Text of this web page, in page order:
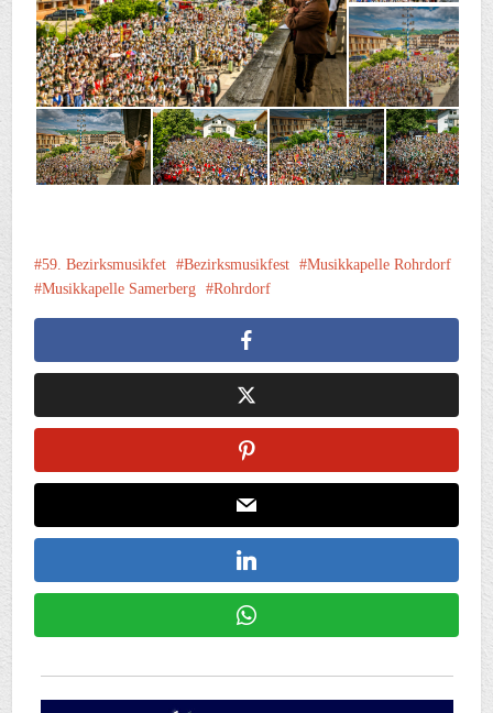
59. Bezirksmusikfet Bezirksmusikfest
Musikkapelle Rohrdorf
Musikkapelle Samerberg
Rohrdorf